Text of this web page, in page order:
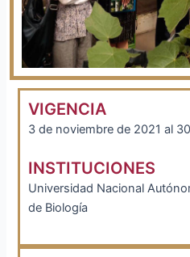
VIGENCIA
3 de noviembre de 2021 al
INSTITUCIONES
Universidad Nacional
de Biología